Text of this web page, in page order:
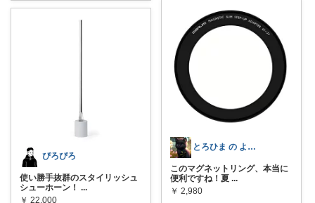
ぴろぴろ
使い勝手抜群のスタイリッシュ
シューホーン！ ...
￥ 22,000
とろひま の よろず屋～お得な商品たち～
このマグネットリング、本当に
便利ですね！夏 ...
￥ 2,980